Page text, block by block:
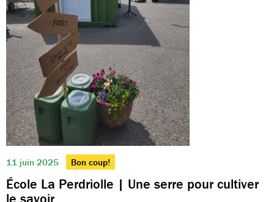
11 juin 2025 Bon coup!
École La Perdriolle | Une serre pour cultiver
le savoir